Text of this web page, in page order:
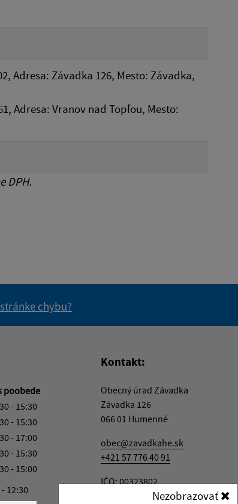
Nezobrazovať
Adresa: Závadka 126, Mesto: Závadka,
Adresa: Vranov nad Topľou, Mesto:
DPH.
chybu?
poobede
- 15:30
- 15:30
- 17:00
- 15:30
- 15:00
12:30
Kontakt:
Obecný úrad Závadka
Závadka 126
066 01 Humenné
obec@zavadkahe.sk
+421 57 776 40 91
IČO: 00323802